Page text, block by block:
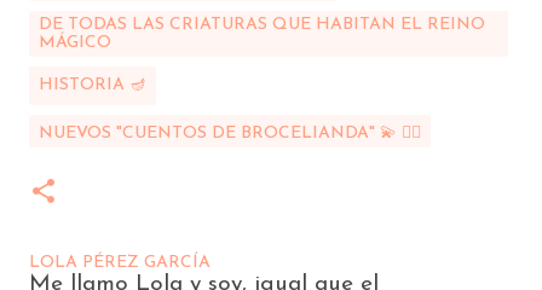
DE TODAS LAS CRIATURAS QUE HABITAN EL REINO
MÁGICO
HISTORIA 🪔
NUEVOS "CUENTOS DE BROCELIANDA" 💫 🧝‍♀️
LOLA PÉREZ GARCÍA
Me llamo Lola y soy, igual que el